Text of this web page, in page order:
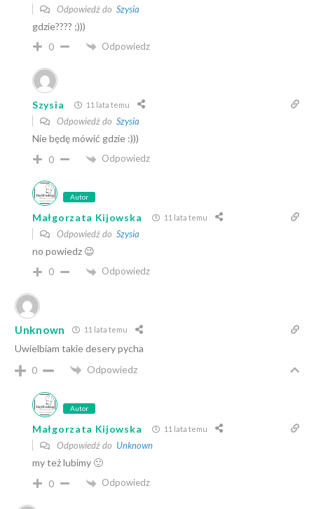
Odpowiedź do Szysia
gdzie???? ;)))
0 Odpowiedz
Szysia 11 lata temu
Odpowiedź do Szysia
Nie będę mówić gdzie :)))
0 Odpowiedz
Autor
Małgorzata Kijowska 11 lata temu
Odpowiedź do Szysia
no powiedz 😉
0 Odpowiedz
Unknown 11 lata temu
Uwielbiam takie desery pycha
0
Odpowiedz
Autor
Małgorzata Kijowska 11 lata temu
Odpowiedź do Unknown
my też lubimy 🙂
0 Odpowiedz